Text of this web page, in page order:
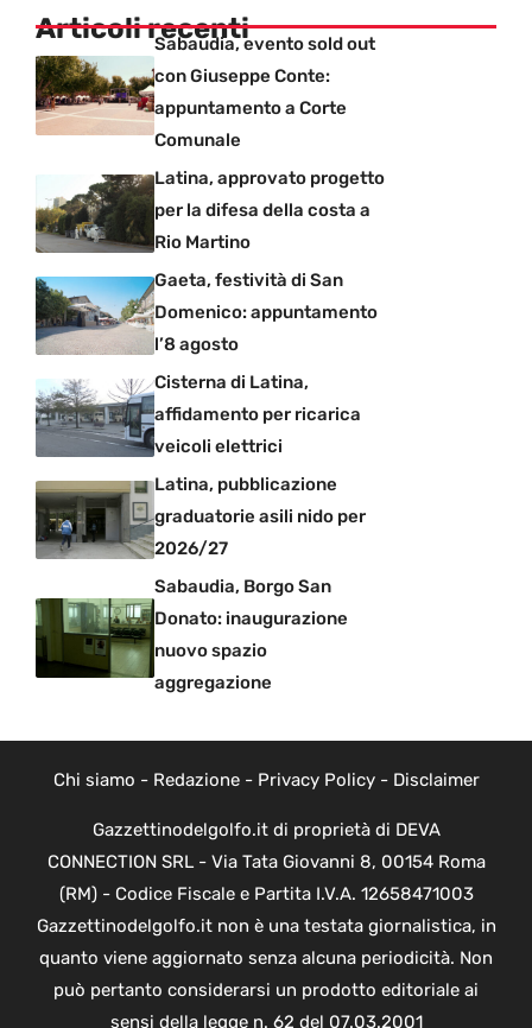
Articoli recentiSabaudia, evento sold out
con Giuseppe Conte:
appuntamento a Corte
Comunale
Latina, approvato progetto
per la difesa della costa a
Rio Martino
Gaeta, festività di San
Domenico: appuntamento
l’8 agosto
Cisterna di Latina,
affidamento per ricarica
veicoli elettrici
Latina, pubblicazione
graduatorie asili nido per
2026/27
Sabaudia, Borgo San
Donato: inaugurazione
nuovo spazio
aggregazione
Chi siamo - Redazione- Privacy Policy- Disclaimer
Gazzettinodelgolfo.it di proprietà di DEVA
CONNECTION SRL - Via Tata Giovanni 8, 00154 Roma
(RM) - Codice Fiscale e Partita I.V.A. 12658471003
Gazzettinodelgolfo.it non è una testata giornalistica, in
quanto viene aggiornato senza alcuna periodicità. Non
può pertanto considerarsi un prodotto editoriale ai
sensi della legge n. 62 del 07.03.2001